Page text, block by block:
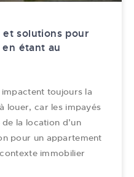
et solutions pour
étant au
toujours la
louer, car les impayés
la location d’un
pour un appartement
immobilier